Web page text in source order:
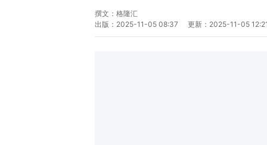
撰文： 格隆汇
出版： 2025-11-05 08:37 更新： 2025-11-05